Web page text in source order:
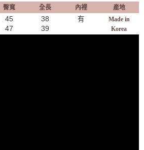
臀寬 全長 內裡
產地
45
47
38
39
有
Made in
Korea